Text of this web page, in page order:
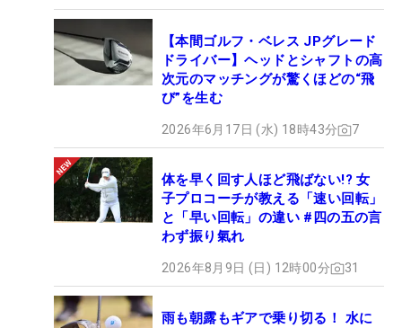
【本間ゴルフ・ベレス JPグレード
ドライバー】ヘッドとシャフトの高
次元のマッチングが驚くほどの“飛
び”を生む
2026年6月17日 (水) 18時43分 7
体を早く回す人ほど飛ばない!? 女
子プロコーチが教える「速い回転」
と「早い回転」の違い #四の五の言
わず振り氣れ
2026年8月9日 (日) 12時00分 31
雨も朝露もギアで乗り切る！ 水に